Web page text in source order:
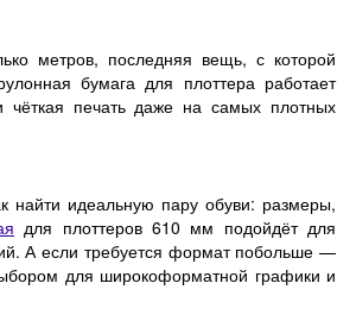
метров, последняя вещь, с которой
бумага для плоттера работает
печать даже на самых плотных
найти идеальную пару обуви: размеры,
для плоттеров 610 мм подойдёт для
А если требуется формат побольше —
для широкоформатной графики и